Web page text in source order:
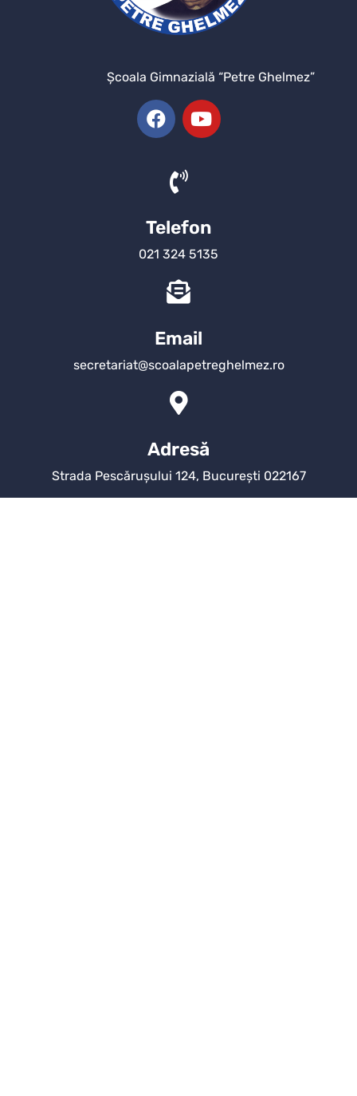
Şcoala Gimnazială “Petre Ghelmez”
Telefon
021 324 5135
Email
secretariat@scoalapetreghelmez.ro
Adresă
Strada Pescărușului 124, București 022167